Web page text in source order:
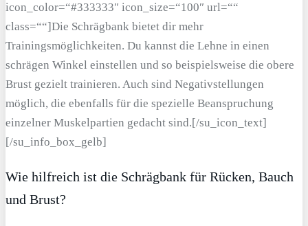
icon_color=“#333333″ icon_size=“100″ url=““
class=““]Die Schrägbank bietet dir mehr
Trainingsmöglichkeiten. Du kannst die Lehne in einen
schrägen Winkel einstellen und so beispielsweise die obere
Brust gezielt trainieren. Auch sind Negativstellungen
möglich, die ebenfalls für die spezielle Beanspruchung
einzelner Muskelpartien gedacht sind.[/su_icon_text]
[/su_info_box_gelb]
Wie hilfreich ist die Schrägbank für Rücken, Bauch
und Brust?